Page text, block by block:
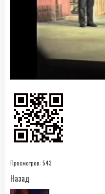
0:21 - 1:09:26
Просмотров: 543
Продолжить
Назад